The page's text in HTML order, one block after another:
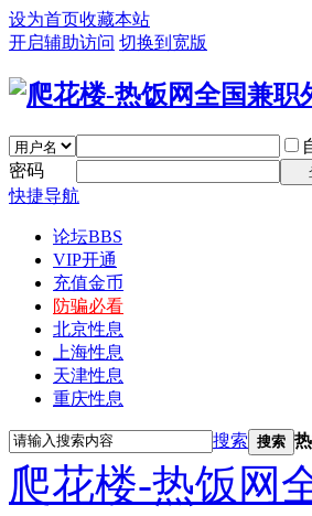
设为首页收藏本站
开启辅助访问 切换到宽版
密码
快捷导航
论坛BBS
VIP开通
充值金币
防骗必看
北京性息
上海性息
天津性息
重庆性息
搜索 搜索
爬花楼-热饭网